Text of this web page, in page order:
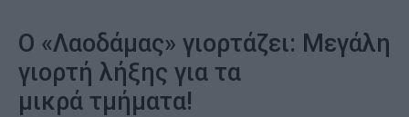
Ο «Λαοδάμας» γιορτάζει: Μεγάλη
γιορτή λήξης για τα
μικρά τμήματα!